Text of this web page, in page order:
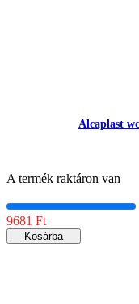
Alcaplast
A termék raktáron van
9681 Ft
Kosárba